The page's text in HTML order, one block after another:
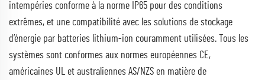
intempéries conforme à la norme IP65 pour des conditions
extrêmes, et une compatibilité avec les solutions de stockage
d’énergie par batteries lithium-ion couramment utilisées. Tous les
systèmes sont conformes aux normes européennes CE,
américaines UL et australiennes AS/NZS en matière de